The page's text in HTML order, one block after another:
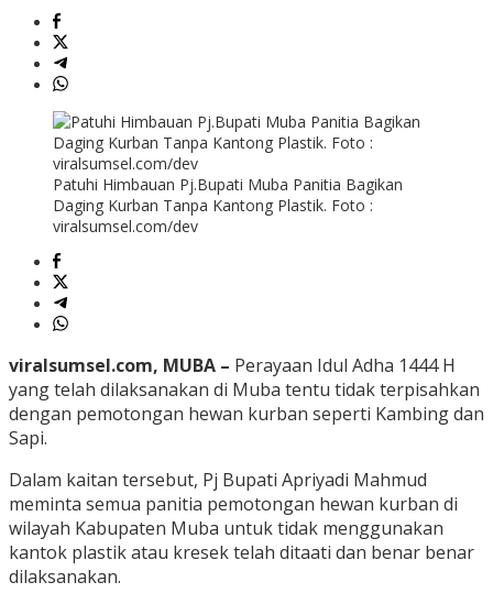
Patuhi Himbauan Pj.Bupati Muba Panitia Bagikan
Daging Kurban Tanpa Kantong Plastik. Foto :
viralsumsel.com/dev
viralsumsel.com, MUBA – Perayaan Idul Adha 1444 H
yang telah dilaksanakan di Muba tentu tidak terpisahkan
dengan pemotongan hewan kurban seperti Kambing dan
Sapi.
Dalam kaitan tersebut, Pj Bupati Apriyadi Mahmud
meminta semua panitia pemotongan hewan kurban di
wilayah Kabupaten Muba untuk tidak menggunakan
kantok plastik atau kresek telah ditaati dan benar benar
dilaksanakan.